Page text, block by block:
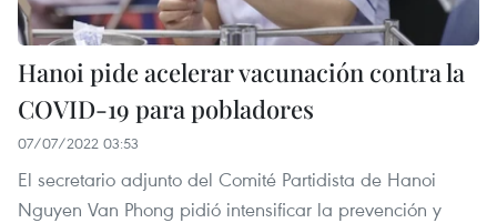
Hanoi pide acelerar vacunación contra la
COVID-19 para pobladores
07/07/2022 03:53
El secretario adjunto del Comité Partidista de Hanoi
Nguyen Van Phong pidió intensificar la prevención y